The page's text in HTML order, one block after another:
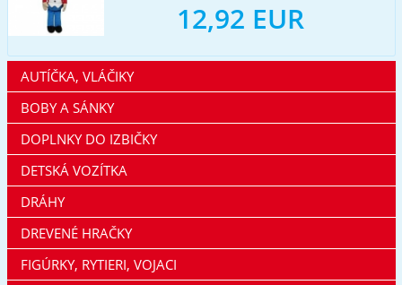
12,92 EUR
AUTÍČKA, VLÁČIKY
BOBY A SÁNKY
DOPLNKY DO IZBIČKY
DETSKÁ VOZÍTKA
DRÁHY
DREVENÉ HRAČKY
FIGÚRKY, RYTIERI, VOJACI